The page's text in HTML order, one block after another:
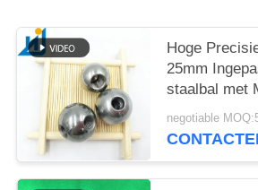
Hoge
25mm
staalbal met
negotiable